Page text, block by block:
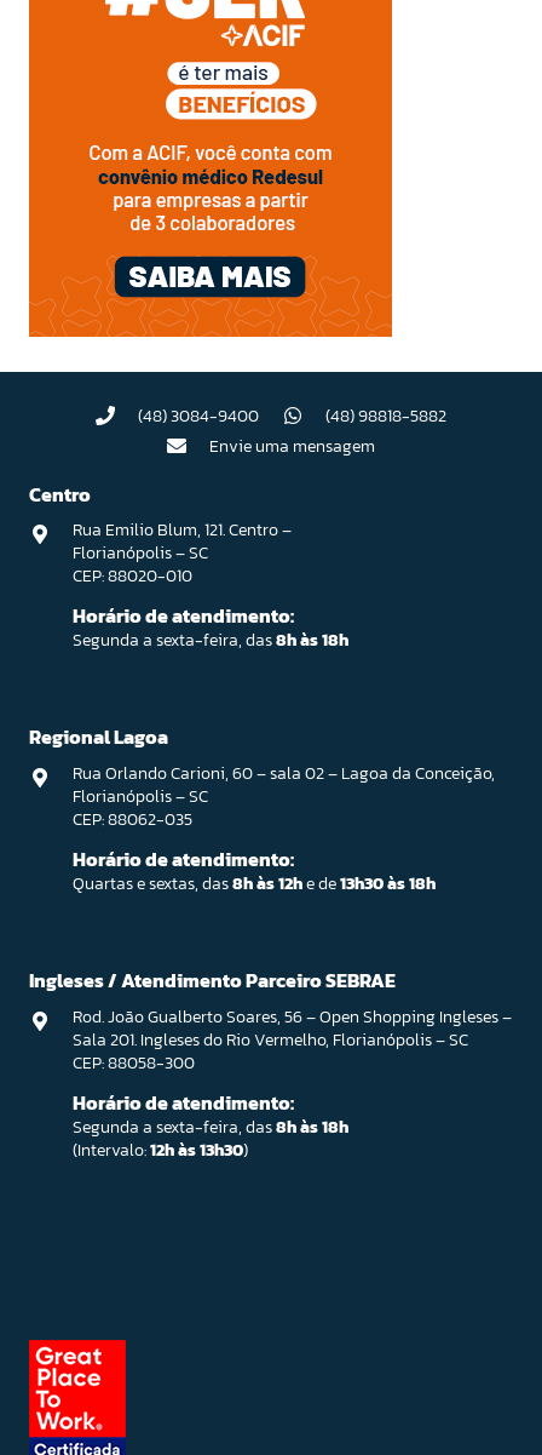
(48) 3084-9400
(48) 98818-5882
Envie uma mensagem
Centro
Rua Emilio Blum, 121. Centro –
Florianópolis – SC
CEP: 88020-010
Horário de atendimento:
Segunda a sexta-feira, das8h às 18h
Regional Lagoa
Rua Orlando Carioni, 60 – sala 02 – Lagoa da Conceição,
Florianópolis – SC
CEP: 88062-035
Horário de atendimento:
Quartas e sextas, das8h às 12he de13h30 às 18h
Ingleses / Atendimento Parceiro SEBRAE
Rod. João Gualberto Soares, 56 – Open Shopping Ingleses –
Sala 201. Ingleses do Rio Vermelho, Florianópolis – SC
CEP: 88058-300
Horário de atendimento:
Segunda a sexta-feira, das8h às 18h
(Intervalo:12h às 13h30)